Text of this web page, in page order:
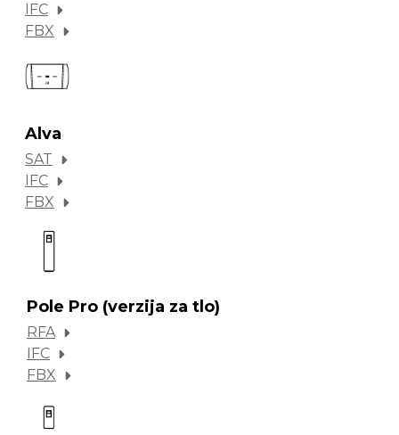
IFC
FBX
Alva
SAT
IFC
FBX
Pole Pro (verzija za tlo)
RFA
IFC
FBX